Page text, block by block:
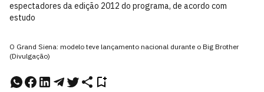
espectadores da edição 2012 do programa, de acordo com
estudo
O Grand Siena: modelo teve lançamento nacional durante o Big Brother
(Divulgação)